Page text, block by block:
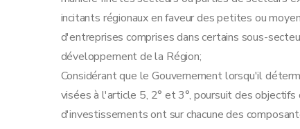
Art. 21
Art. 22
Art. 23
Art. 24
Art.24bis
Art. 25
Art. 26
incitants régionaux en faveur des petites ou
d'entreprises comprises dans certains sous-
développement de la Région;
Considérant que le Gouvernement lorsqu'il
visées à l'article 5, 2° et 3°, poursuit des
d'investissements ont sur chacune des